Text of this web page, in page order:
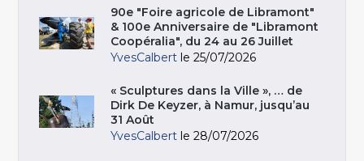
90e "Foire agricole de Libramont"
& 100e Anniversaire de "Libramont
Coopéralia", du 24 au 26 Juillet
YvesCalbert le 25/07/2026
« Sculptures dans la Ville », … de
Dirk De Keyzer, à Namur, jusqu’au
31 Août
YvesCalbert le 28/07/2026